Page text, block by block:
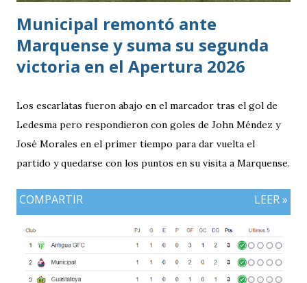
Municipal remontó ante
Marquense y suma su segunda
victoria en el Apertura 2026
Los escarlatas fueron abajo en el marcador tras el gol de
Ledesma pero respondieron con goles de John Méndez y
José Morales en el primer tiempo para dar vuelta el
partido y quedarse con los puntos en su visita a Marquense.
COMPARTIR LEER »